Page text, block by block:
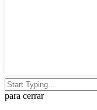
para cerrar